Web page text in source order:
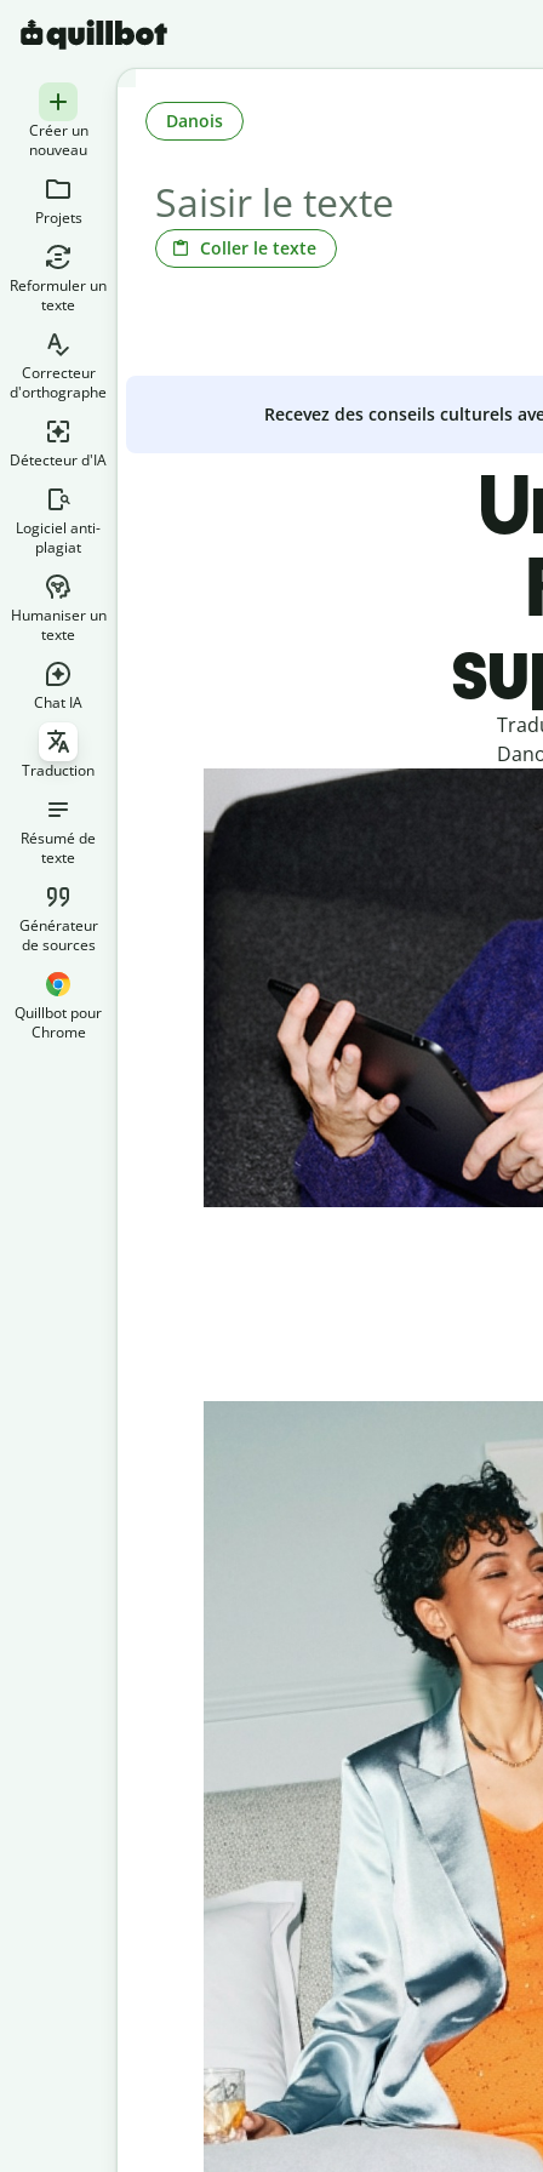
Créer un
nouveau
Projets
Reformuler un
texte
Correcteur
d'orthographe
Détecteur d'IA
Logiciel anti-
plagiat
Humaniser un
texte
Chat IA
Traduction
Résumé de
texte
Générateur
de sources
Quillbot pour
Chrome
Coller le texte
Danois
Recevez des conseils culturels